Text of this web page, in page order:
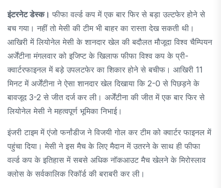
इंटरनेट डेस्क। फीफा वर्ल्ड कप में एक बार फिर से बड़ा उल्टफेर होने से
बच गया। नहीं तो मेसी की टीम भी बाहर का रास्ता देख सकती थी।
आखिरी में लियोनेल मेसी के शानदार खेल की बदौलत मौजूदा विश्व चैम्पियन
अर्जेंटीना मंगलवार को इजिप्ट के खिलाफ फीफा विश्व कप के प्री-
क्वार्टरफाइनल में बड़े उपलटफेर का शिकार होने से बचीफ। आखिरी 11
मिनट में अर्जेंटीना ने ऐसा शानदार खेल दिखाया कि 2-0 से पिछड़ने के
बावजूद 3-2 से जीत दर्ज कर ली। अर्जेंटीना की जीत में एक बार फिर से
लियोनेल मेसी ने महत्वपूर्ण भूमिका निभाई।
इंजरी टाइम में एंजो फर्नांडीज ने विजयी गोल कर टीम को क्वार्टर फाइनल में
पहुंचा दिया। मेसी ने इस मैच के लिए मैदान में उतरने के साथ ही फीफा
वर्ल्ड कप के इतिहास में सबसे अधिक नॉकआउट मैच खेलने के मिरोस्लाव
क्लोस के सर्वकालिक रिकॉर्ड की बराबरी कर ली।